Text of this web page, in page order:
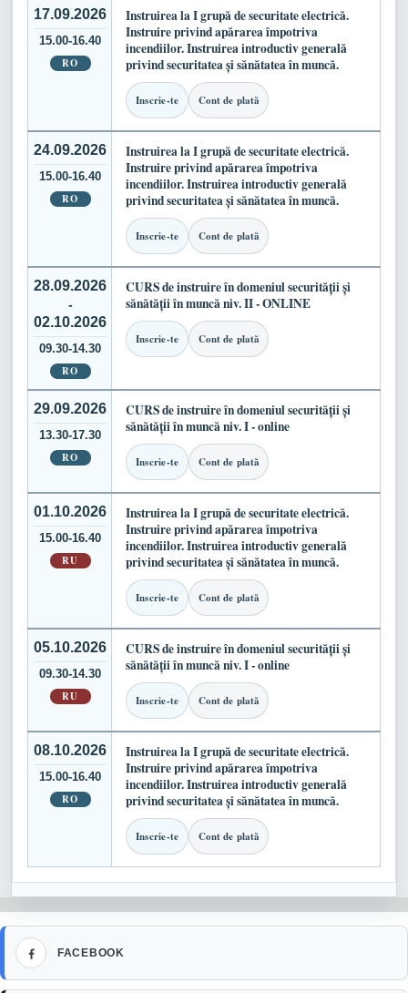
17.09.2026
15.00-16.40
RO
Instruirea la I grupă de securitate electrică.
Instruire privind apărarea împotriva
incendiilor. Instruirea introductiv generală
privind securitatea și sănătatea în muncă.
Inscrie-te Cont de plată
24.09.2026
15.00-16.40
RO
Instruirea la I grupă de securitate electrică.
Instruire privind apărarea împotriva
incendiilor. Instruirea introductiv generală
privind securitatea și sănătatea în muncă.
Inscrie-te Cont de plată
28.09.2026
-
02.10.2026
09.30-14.30
RO
CURS de instruire în domeniul securității și
sănătății în muncă niv. II - ONLINE
Inscrie-te Cont de plată
29.09.2026
13.30-17.30
RO
CURS de instruire în domeniul securității și
sănătății în muncă niv. I - online
Inscrie-te Cont de plată
01.10.2026
15.00-16.40
RU
Instruirea la I grupă de securitate electrică.
Instruire privind apărarea împotriva
incendiilor. Instruirea introductiv generală
privind securitatea și sănătatea în muncă.
Inscrie-te Cont de plată
05.10.2026
09.30-14.30
RU
CURS de instruire în domeniul securității și
sănătății în muncă niv. I - online
Inscrie-te Cont de plată
08.10.2026
15.00-16.40
RO
Instruirea la I grupă de securitate electrică.
Instruire privind apărarea împotriva
incendiilor. Instruirea introductiv generală
privind securitatea și sănătatea în muncă.
Inscrie-te Cont de plată
FACEBOOK
Facebook